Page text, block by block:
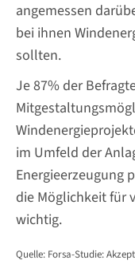
angemessen
bei ihnen
sollten.
Je 87% der
im Umfeld der
Energieerzeugung
die Möglichkeit für
wichtig.
Quelle: Forsa-Studie: